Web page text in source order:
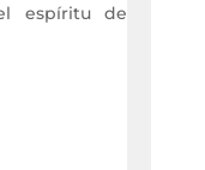
espíritu de